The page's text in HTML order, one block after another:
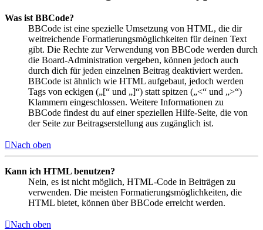
Was ist BBCode?
BBCode ist eine spezielle Umsetzung von HTML, die dir
weitreichende Formatierungsmöglichkeiten für deinen Text
gibt. Die Rechte zur Verwendung von BBCode werden durch
die Board-Administration vergeben, können jedoch auch
durch dich für jeden einzelnen Beitrag deaktiviert werden.
BBCode ist ähnlich wie HTML aufgebaut, jedoch werden
Tags von eckigen („[“ und „]“) statt spitzen („<“ und „>“)
Klammern eingeschlossen. Weitere Informationen zu
BBCode findest du auf einer speziellen Hilfe-Seite, die von
der Seite zur Beitragserstellung aus zugänglich ist.
Nach oben
Kann ich HTML benutzen?
Nein, es ist nicht möglich, HTML-Code in Beiträgen zu
verwenden. Die meisten Formatierungsmöglichkeiten, die
HTML bietet, können über BBCode erreicht werden.
Nach oben